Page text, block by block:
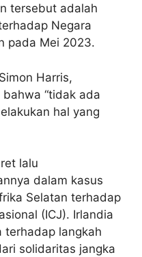
tersebut adalah
Negara
pada Mei 2023.
Harris,
“tidak ada
hal yang
lalu
dalam kasus
Selatan terhadap
(ICJ). Irlandia
terhadap langkah
solidaritas jangka